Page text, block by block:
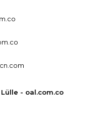
- oal.com.co